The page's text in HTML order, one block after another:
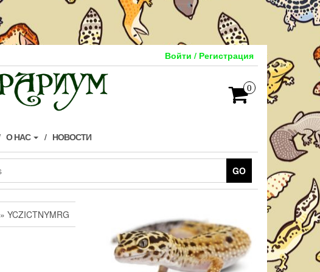
Войти / Регистрация
0
О НАС НОВОСТИ
GO
» YCZICTNYMRG